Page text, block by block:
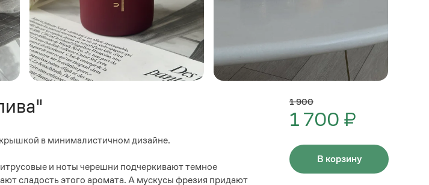
в минималистичном дизайне.
и ноты черешни подчеркивают темное
сладость этого аромата. А мускусы фрезия придают
1 900
1 700 ₽
В корзину